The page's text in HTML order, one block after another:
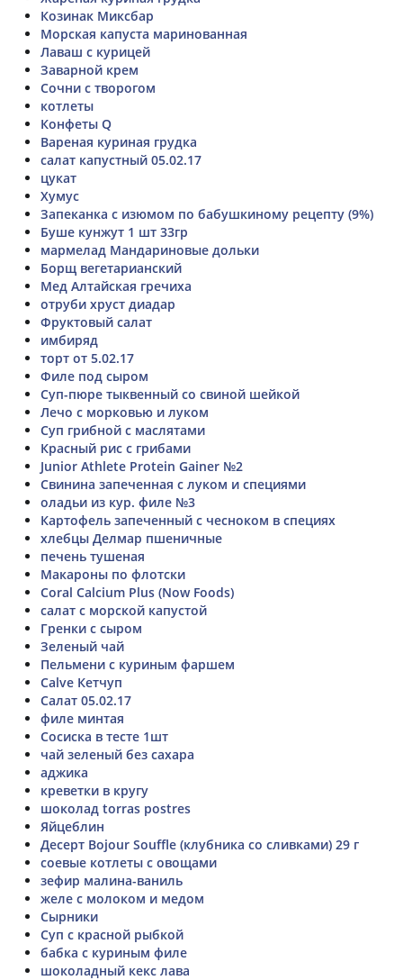
Козинак Миксбар
Морская капуста маринованная
Лаваш с курицей
Заварной крем
Сочни с творогом
котлеты
Конфеты Q
Вареная куриная грудка
салат капустный 05.02.17
цукат
Хумус
Запеканка с изюмом по бабушкиному рецепту (9%)
Буше кунжут 1 шт 33гр
мармелад Мандариновые дольки
Борщ вегетарианский
Мед Алтайская гречиха
отруби хруст диадар
Фруктовый салат
имбиряд
торт от 5.02.17
Филе под сыром
Суп-пюре тыквенный со свиной шейкой
Лечо с морковью и луком
Суп грибной с маслятами
Красный рис с грибами
Junior Athlete Protein Gainer №2
Свинина запеченная с луком и специями
оладьи из кур. филе №3
Картофель запеченный с чесноком в специях
хлебцы Делмар пшеничные
печень тушеная
Макароны по флотски
Coral Calcium Plus (Now Foods)
салат с морской капустой
Гренки с сыром
Зеленый чай
Пельмени с куриным фаршем
Calve Кетчуп
Салат 05.02.17
филе минтая
Сосиска в тесте 1шт
чай зеленый без сахара
аджика
креветки в кругу
шоколад torras postres
Яйцеблин
Десерт Bojour Souffle (клубника со сливками) 29 г
соевые котлеты с овощами
зефир малина-ваниль
желе с молоком и медом
Сырники
Суп с красной рыбкой
бабка с куриным филе
шоколадный кекс лава